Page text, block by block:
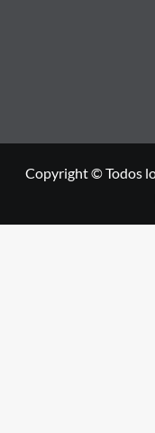
Copyright © Todos